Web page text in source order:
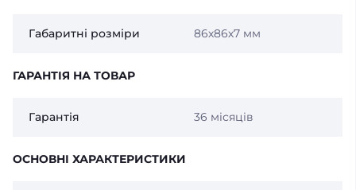
Габаритні розміри 86х86х7 мм
ГАРАНТІЯ НА ТОВАР
Гарантія 36 місяців
ОСНОВНІ ХАРАКТЕРИСТИКИ